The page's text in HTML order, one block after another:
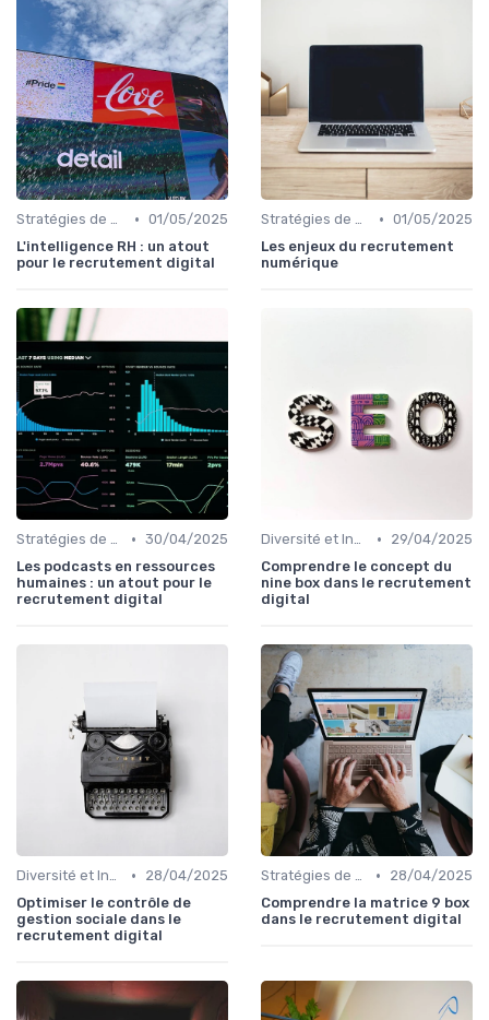
Stratégies de Recrutement Digital • 01/05/2025
L'intelligence RH : un atout
pour le recrutement digital
Stratégies de Recrutement Digital • 01/05/2025
Les enjeux du recrutement
numérique
Stratégies de Recrutement Digital • 30/04/2025
Les podcasts en ressources
humaines : un atout pour le
recrutement digital
Diversité et Inclusion •
29/04/2025
Comprendre le concept du
nine box dans le recrutement
digital
Diversité et Inclusion •
28/04/2025
Optimiser le contrôle de
gestion sociale dans le
recrutement digital
Stratégies de Recrutement Digital •
28/04/2025
Comprendre la matrice 9 box
dans le recrutement digital